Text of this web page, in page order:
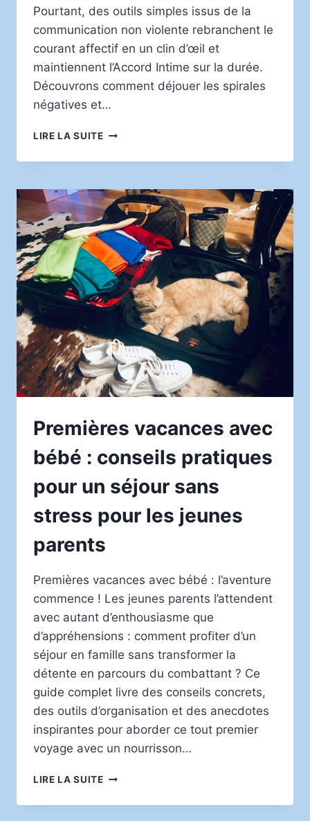
Pourtant, des outils simples issus de la
communication non violente rebranchent le
courant affectif en un clin d’œil et
maintiennent l’Accord Intime sur la durée.
Découvrons comment déjouer les spirales
négatives et…
LIRE LA SUITEDÉSAMORCER
DISPUTES
COUPLE
:
TECHNIQUES
DE
COMMUNICATION
NON
VIOLENTE
POUR
RÉTABLIR
DIALOGUE
Premières vacances avec
bébé : conseils pratiques
pour un séjour sans
stress pour les jeunes
parents
Premières vacances avec bébé : l’aventure
commence ! Les jeunes parents l’attendent
avec autant d’enthousiasme que
d’appréhensions : comment profiter d’un
séjour en famille sans transformer la
détente en parcours du combattant ? Ce
guide complet livre des conseils concrets,
des outils d’organisation et des anecdotes
inspirantes pour aborder ce tout premier
voyage avec un nourrisson…
LIRE LA SUITEPREMIÈRES
AVEC